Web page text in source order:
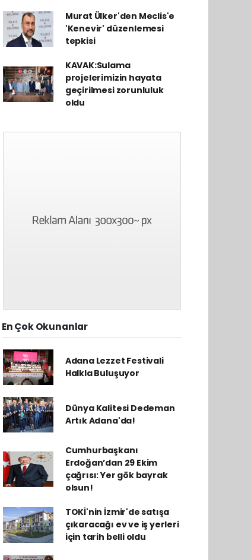
Murat Ülker'den Meclis'e
'Kenevir' düzenlemesi
tepkisi
KAVAK:Sulama
projelerimizin hayata
geçirilmesi zorunluluk
oldu
En Çok Okunanlar
Adana Lezzet Festivali
Halkla Buluşuyor
Dünya Kalitesi Dedeman
Artık Adana'da!
Cumhurbaşkanı
Erdoğan’dan 29 Ekim
çağrısı: Yer gök bayrak
olsun!
TOKİ'nin İzmir'de satışa
çıkaracağı ev ve iş yerleri
için tarih belli oldu